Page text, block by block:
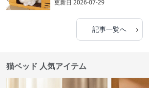
更新日2026-07-29
記事一覧へ ›
猫ベッド 人気アイテム